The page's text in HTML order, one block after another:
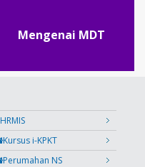
Mengenai MDT
HRMIS
Kursus i-KPKT
Perumahan NS